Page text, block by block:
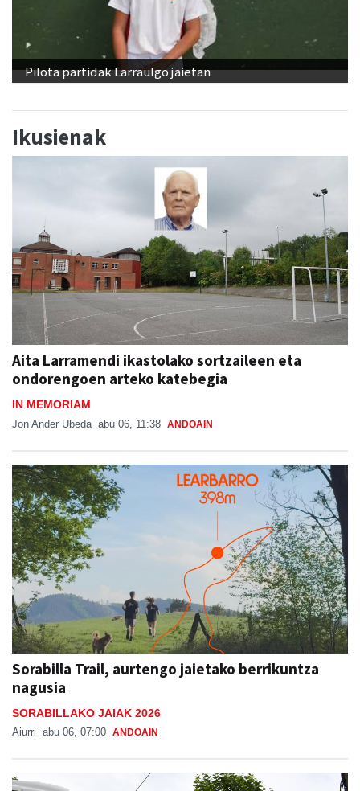
Pilota partidak Larraulgo jaietan
Ikusienak
Aita Larramendi ikastolako sortzaileen eta
ondorengoen arteko katebegia
IN MEMORIAM
Jon Ander Ubeda abu 06, 11:38 ANDOAIN
Sorabilla Trail, aurtengo jaietako berrikuntza
nagusia
SORABILLAKO JAIAK 2026
Aiurri abu 06, 07:00 ANDOAIN